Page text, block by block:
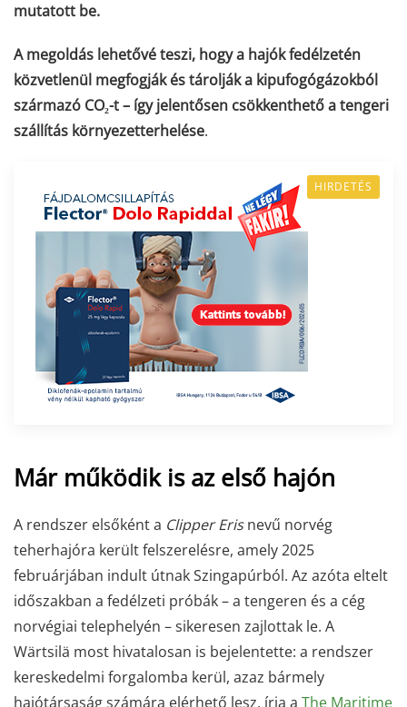
mutatott be.
A megoldás lehetővé teszi, hogy a hajók fedélzetén
közvetlenül megfogják és tárolják a kipufogógázokból
származó CO₂-t – így jelentősen csökkenthető a tengeri
szállítás környezetterhelése.
HIRDETÉS
Már működik is az első hajón
A rendszer elsőként a Clipper Erisnevű norvég
teherhajóra került felszerelésre, amely 2025
februárjában indult útnak Szingapúrból. Az azóta eltelt
időszakban a fedélzeti próbák – a tengeren és a cég
norvégiai telephelyén – sikeresen zajlottak le. A
Wärtsilä most hivatalosan is bejelentette: a rendszer
kereskedelmi forgalomba kerül, azaz bármely
hajótársaság számára elérhető lesz, írja a The Maritime